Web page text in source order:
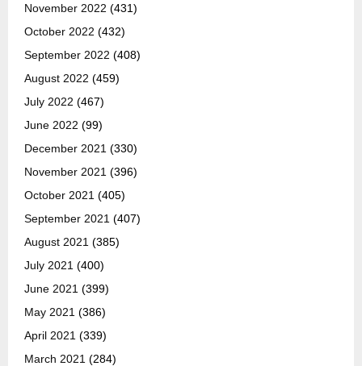
November 2022 (431)
October 2022 (432)
September 2022 (408)
August 2022 (459)
July 2022 (467)
June 2022 (99)
December 2021 (330)
November 2021 (396)
October 2021 (405)
September 2021 (407)
August 2021 (385)
July 2021 (400)
June 2021 (399)
May 2021 (386)
April 2021 (339)
March 2021 (284)